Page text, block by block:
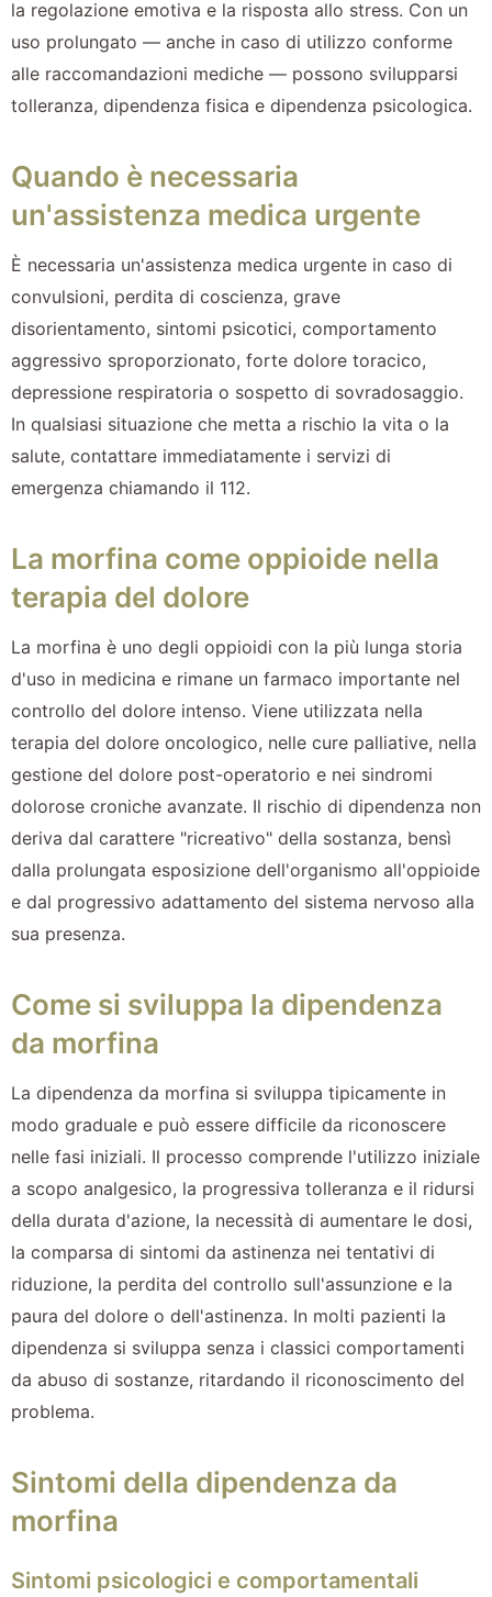
la regolazione emotiva e la risposta allo stress. Con un
uso prolungato — anche in caso di utilizzo conforme
alle raccomandazioni mediche — possono svilupparsi
tolleranza, dipendenza fisica e dipendenza psicologica.
Quando è necessaria
un'assistenza medica urgente
È necessaria un'assistenza medica urgente in caso di
convulsioni, perdita di coscienza, grave
disorientamento, sintomi psicotici, comportamento
aggressivo sproporzionato, forte dolore toracico,
depressione respiratoria o sospetto di sovradosaggio.
In qualsiasi situazione che metta a rischio la vita o la
salute, contattare immediatamente i servizi di
emergenza chiamando il 112.
La morfina come oppioide nella
terapia del dolore
La morfina è uno degli oppioidi con la più lunga storia
d'uso in medicina e rimane un farmaco importante nel
controllo del dolore intenso. Viene utilizzata nella
terapia del dolore oncologico, nelle cure palliative, nella
gestione del dolore post-operatorio e nei sindromi
dolorose croniche avanzate. Il rischio di dipendenza non
deriva dal carattere "ricreativo" della sostanza, bensì
dalla prolungata esposizione dell'organismo all'oppioide
e dal progressivo adattamento del sistema nervoso alla
sua presenza.
Come si sviluppa la dipendenza
da morfina
La dipendenza da morfina si sviluppa tipicamente in
modo graduale e può essere difficile da riconoscere
nelle fasi iniziali. Il processo comprende l'utilizzo iniziale
a scopo analgesico, la progressiva tolleranza e il ridursi
della durata d'azione, la necessità di aumentare le dosi,
la comparsa di sintomi da astinenza nei tentativi di
riduzione, la perdita del controllo sull'assunzione e la
paura del dolore o dell'astinenza. In molti pazienti la
dipendenza si sviluppa senza i classici comportamenti
da abuso di sostanze, ritardando il riconoscimento del
problema.
Sintomi della dipendenza da
morfina
Sintomi psicologici e comportamentali